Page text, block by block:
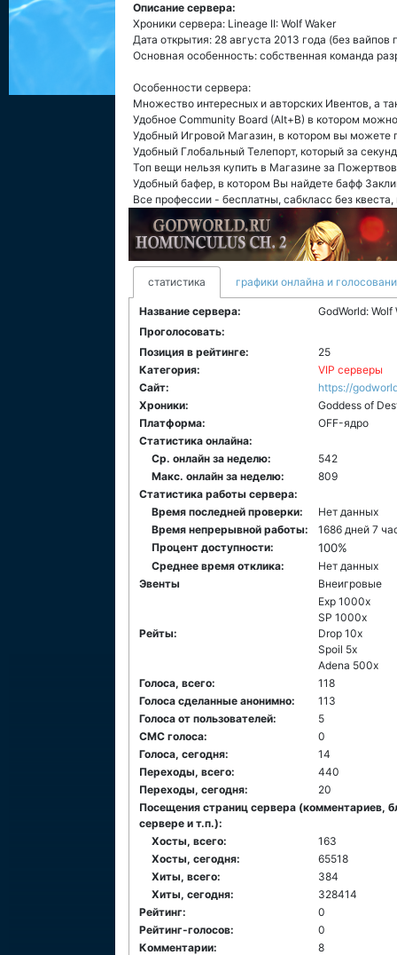
Описание сервера:
Хроники сервера: Lineage II: Wolf Waker
Дата открытия: 28 августа 2013 года (без
Основная особенность: собственная команда
Особенности сервера:
Множество интересных и авторских Ивентов, а
Удобное Community Board (Alt+B) в котором
Удобный Игровой Магазин, в котором вы можете
Удобный Глобальный Телепорт, который за
Топ вещи нельзя купить в Магазине за
Удобный бафер, в котором Вы найдете бафф
Все профессии - бесплатны, сабкласс без
статистика графики онлайна и
Название сервера:
GodWorld: Wolf
Проголосовать:
Позиция в рейтинге:
25
Категория:
VIP серверы
Сайт:
https://
Хроники:
Goddess of
Платформа:
ОFF-ядро
Статистика онлайна:
Ср. онлайн за неделю:
542
Макс. онлайн за неделю:
809
Статистика работы сервера:
Время последней проверки:
Нет данных
Время непрерывной работы:
1686 дней 7
Процент доступности:
100%
Среднее время отклика:
Нет данных
Эвенты
Внеигровые
Рейты:
Exp 1000x
SP 1000x
Drop 10x
Spoil 5x
Adena 500x
Голоса, всего:
118
Голоса сделанные анонимно:
113
Голоса от пользователей:
5
СМС голоса:
0
Голоса, сегодня:
14
Переходы, всего:
440
Переходы, сегодня:
20
Посещения страниц сервера (комментариев,
сервере и т.п.):
Хосты, всего:
163
Хосты, сегодня:
65518
Хиты, всего:
384
Хиты, сегодня:
328414
Рейтинг:
0
Рейтинг-голосов:
0
Комментарии:
8